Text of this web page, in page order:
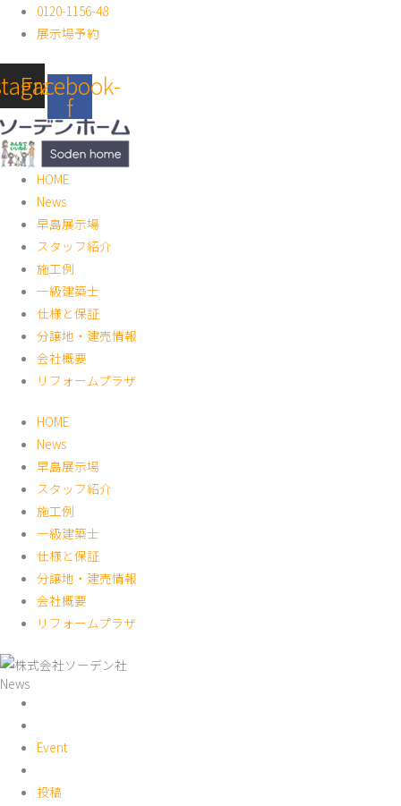
ス
キ
ッ
プ
0120-1156-48
展示場予約
Facebook-
f
HOME
News
早島展示場
スタッフ紹介
施工例
一級建築士
仕様と保証
分譲地・建売情報
会社概要
リフォームプラザ
HOME
News
早島展示場
スタッフ紹介
施工例
一級建築士
仕様と保証
分譲地・建売情報
会社概要
リフォームプラザ
News
Event
投稿